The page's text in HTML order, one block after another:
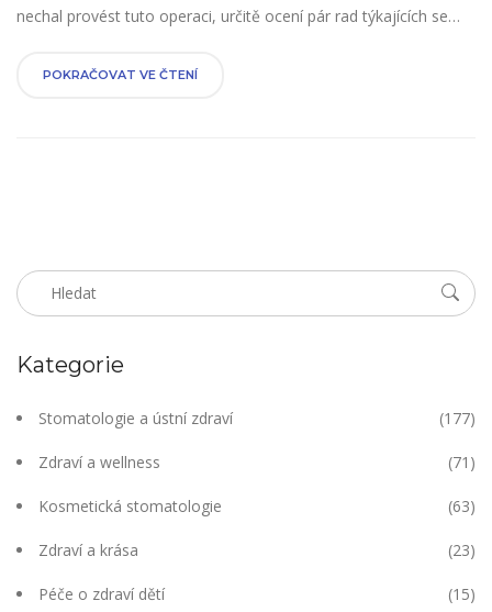
nechal provést tuto operaci, určitě ocení pár rad týkajících se
zajištěno správné hojení a dlouhodobá funkčnost implantátu.
POKRAČOVAT VE ČTENÍ
Kategorie
Stomatologie a ústní zdraví (177)
Zdraví a wellness (71)
Kosmetická stomatologie (63)
Zdraví a krása (23)
Péče o zdraví dětí (15)